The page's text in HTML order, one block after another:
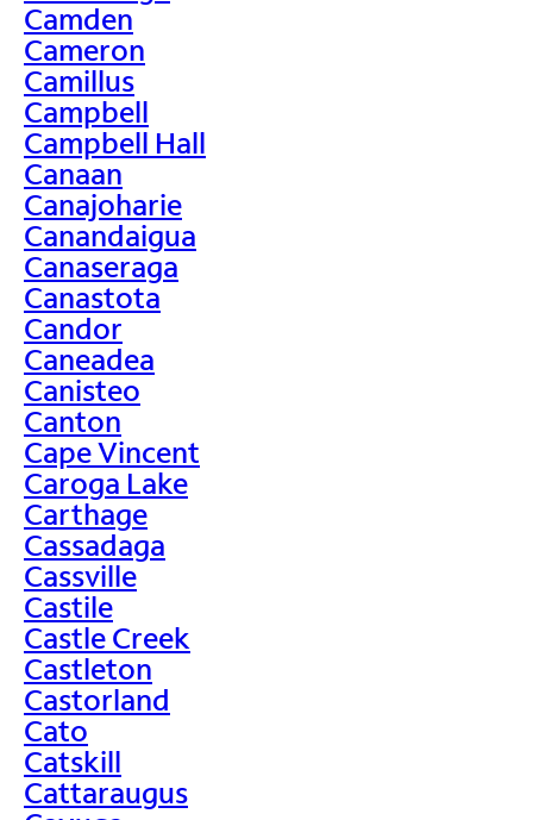
Camden
Cameron
Camillus
Campbell
Campbell Hall
Canaan
Canajoharie
Canandaigua
Canaseraga
Canastota
Candor
Caneadea
Canisteo
Canton
Cape Vincent
Caroga Lake
Carthage
Cassadaga
Cassville
Castile
Castle Creek
Castleton
Castorland
Cato
Catskill
Cattaraugus